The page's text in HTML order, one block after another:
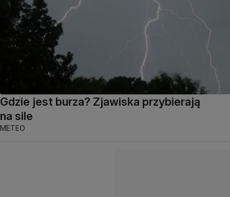
Gdzie jest burza? Zjawiska przybierają
na sile
METEO